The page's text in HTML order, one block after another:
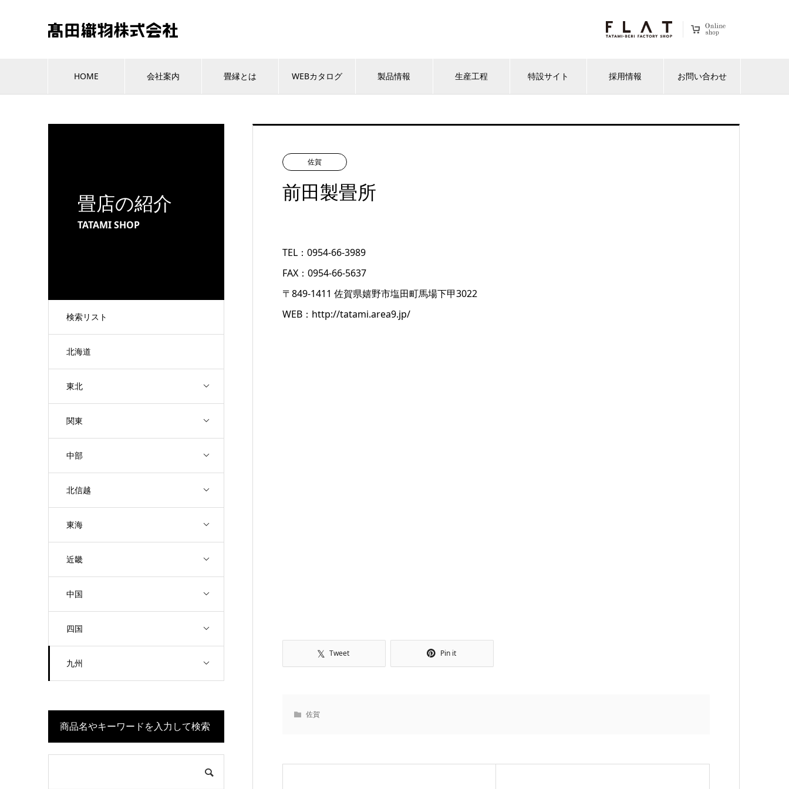
HOME 会社案内 畳縁とは WEBカタログ 製品情報 生産工程 特設サイト 採用情報 お問い合わせ
畳店の紹介
TATAMI SHOP
検索リスト
北海道
東北
関東
中部
北信越
東海
近畿
中国
四国
九州
佐賀
前田製畳所
TEL：0954-66-3989
FAX：0954-66-5637
〒849-1411 佐賀県嬉野市塩田町馬場下甲3022
WEB： http://tatami.area9.jp/
Tweet Pin it
佐賀
商品名やキーワードを入力して検索